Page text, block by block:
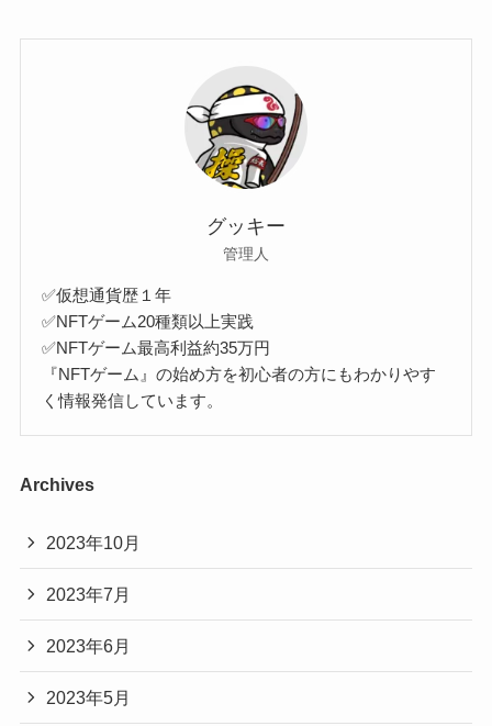
グッキー
管理人
✅仮想通貨歴１年
✅NFTゲーム20種類以上実践
✅NFTゲーム最高利益約35万円
『NFTゲーム』の始め方を初心者の方にもわかりやす
く情報発信しています。
Archives
2023年10月
2023年7月
2023年6月
2023年5月